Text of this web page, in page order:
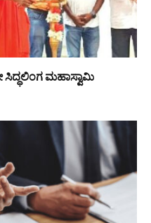
ಸಿದ್ಧಲಿಂಗ ಮಹಾಸ್ವಾಮಿ